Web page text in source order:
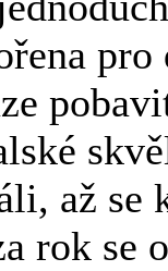
pro
až
rok